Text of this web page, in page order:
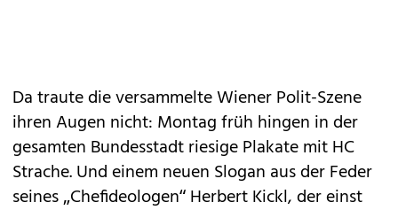
Da traute die versammelte Wiener Polit-Szene
ihren Augen nicht: Montag früh hingen in der
gesamten Bundesstadt riesige Plakate mit HC
Strache. Und einem neuen Slogan aus der Feder
seines „Chefideologen“ Herbert Kickl, der einst